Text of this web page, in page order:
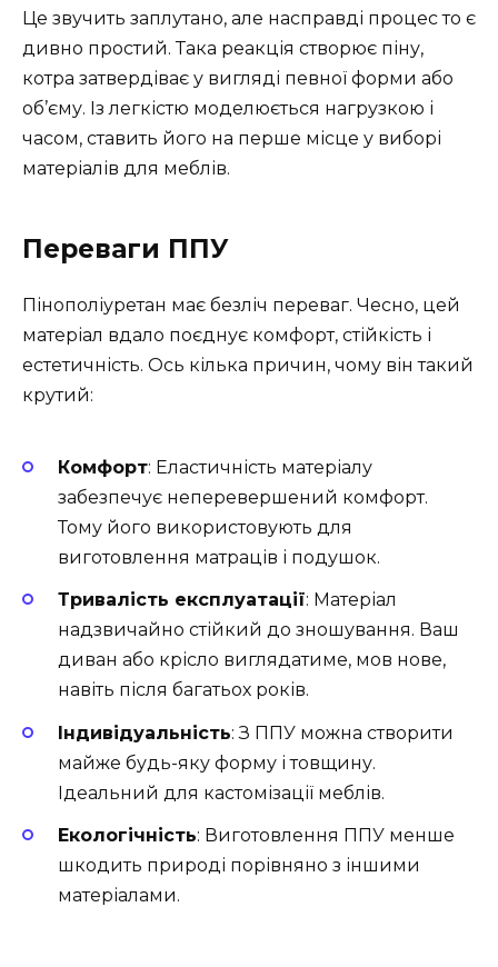
Це звучить заплутано, але насправді процес то є
дивно простий. Така реакція створює піну,
котра затвердіває у вигляді певної форми або
об’єму. Із легкістю моделюється нагрузкою і
часом, ставить його на перше місце у виборі
матеріалів для меблів.
Переваги ППУ
Пінополіуретан має безліч переваг. Чесно, цей
матеріал вдало поєднує комфорт, стійкість і
естетичність. Ось кілька причин, чому він такий
крутий:
Комфорт: Еластичність матеріалу
забезпечує неперевершений комфорт.
Тому його використовують для
виготовлення матраців і подушок.
Тривалість експлуатації: Матеріал
надзвичайно стійкий до зношування. Ваш
диван або крісло виглядатиме, мов нове,
навіть після багатьох років.
Індивідуальність: З ППУ можна створити
майже будь-яку форму і товщину.
Ідеальний для кастомізації меблів.
Екологічність: Виготовлення ППУ менше
шкодить природі порівняно з іншими
матеріалами.